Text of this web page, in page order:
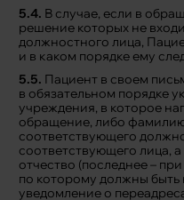
5.4. В случае, если в
решение которых не
должностного лица,
и в каком порядке ему
5.5. Пациент в своем
в обязательном порядке
учреждения, в которое
обращение, либо
соответствующего
соответствующего лица,
отчество (последнее –
по которому должны быть
уведомление о